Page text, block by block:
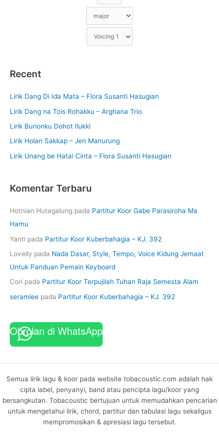
Recent
Lirik Dang Di Ida Mata – Flora Susanti Hasugian
Lirik Dang na Tois Rohakku – Arghana Trio
Lirik Burionku Dohot Ilukki
Lirik Holan Sakkap – Jen Manurung
Lirik Unang be Hatai Cinta – Flora Susanti Hasugian
Komentar Terbaru
Hotnian Hutagalung pada Partitur Koor Gabe Parasiroha Ma
Hamu
Yanti pada Partitur Koor Kuberbahagia – KJ. 392
Lovelly pada Nada Dasar, Style, Tempo, Voice Kidung Jemaat
Untuk Panduan Pemain Keyboard
Cori pada Partitur Koor Terpujilah Tuhan Raja Semesta Alam
seramlee pada Partitur Koor Kuberbahagia – KJ. 392
Obrolan di WhatsApp
Semua lirik lagu & koor pada website tobacoustic.com adalah hak
cipta label, penyanyi, band atau pencipta lagu/koor yang
bersangkutan. Tobacoustic bertujuan untuk memudahkan pencarian
untuk mengetahui lirik, chord, partitur dan tabulasi lagu sekaligus
mempromosikan & apresiasi lagu tersebut.